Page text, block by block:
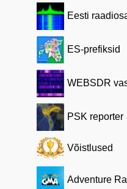
Eesti
ES-prefiksid
WEBSDR
PSK reporter
Võistlused
Adventure